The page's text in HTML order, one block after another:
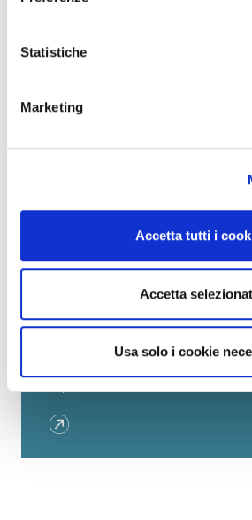
Statistiche
Marketing
Accetta tutti i
Accetta
Usa solo i cookie
SAPETE TUTTO SU BICI E
Cambiare la bici. Aggiungere un
che serve per viaggiare. Fare
Venite a scoprire la tecnica e le